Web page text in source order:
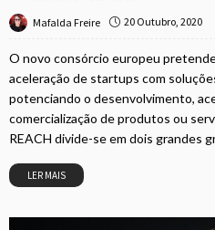
Mafalda Freire 20 Outubro, 2020
O novo consórcio europeu
aceleração de startups com
potenciando o desenvolvimento,
comercialização de produtos ou
REACH divide-se em dois grandes
LER MAIS